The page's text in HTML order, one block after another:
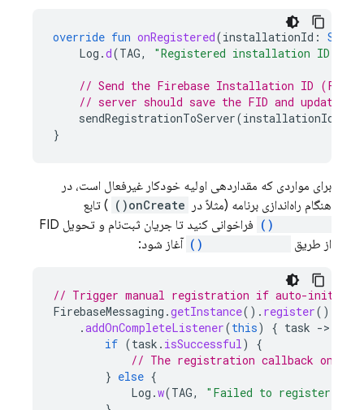
override fun onRegistered(installationId :
Log .d(TAG, "Registered installation ID:
// Send the Firebase Installation ID (FID)
// server should save the FID and update
sendRegistrationToServer(installationId
}
برای مواردی که مقداردهی اولیه خودکار غیرفعال است، در
هنگام راه‌اندازی برنامه (مثلاً در
onCreate() ) تابع
فراخوانی کنید تا جریان ثبت‌نام و تحویل FID
از طریق
آغاز شود:
// Trigger manual registration if auto-
FirebaseMessaging .getInstance(). register()
.addOnCompleteListener(this) { task -
if (task . isSuccessful)
{
// The registration callback
} else {
Log .w(TAG,
"Failed to register with